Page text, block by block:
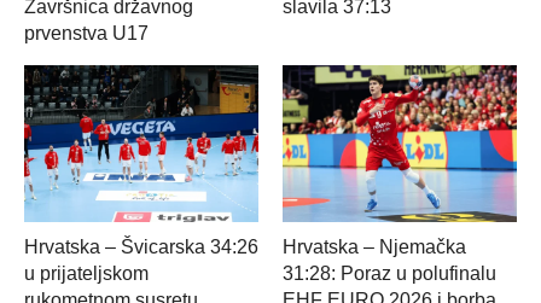
Završnica državnog
prvenstva U17
slavila 37:13
Hrvatska – Švicarska 34:26
u prijateljskom
Hrvatska – Njemačka
31:28: Poraz u polufinalu